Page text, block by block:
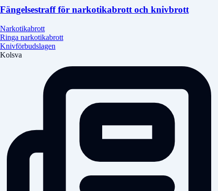
Fängelsestraff för narkotikabrott och knivbrott
Narkotikabrott
Ringa narkotikabrott
Knivförbudslagen
Kolsva